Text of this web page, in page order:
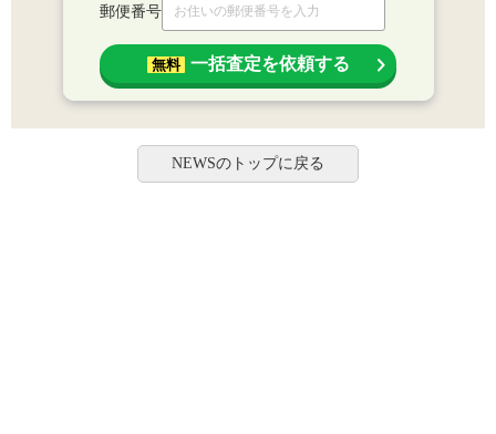
郵便番号
無料 一括査定を依頼する
NEWSのトップに戻る